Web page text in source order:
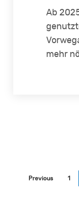
Ab
mehr
Previous 1